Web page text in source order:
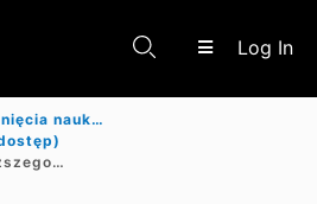
Log In
Pozostałe osiągnięcia naukowe
Uchwała Sądu Najwyższego – Izba Cywilna z dnia 9 grudnia 2021 r., III CZP 26/21 Glosa